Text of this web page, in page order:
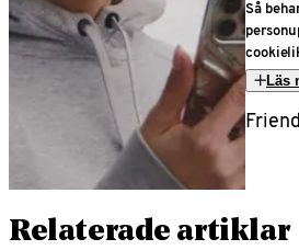
Så
Läs
Relaterade artiklar